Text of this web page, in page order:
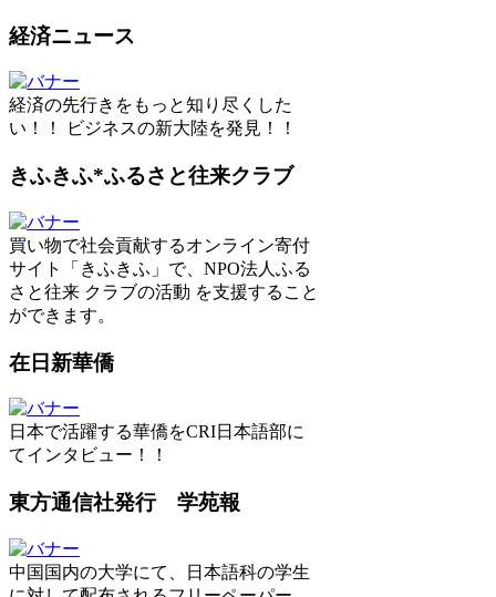
経済ニュース
経済の先行きをもっと知り尽くした
い！！ ビジネスの新大陸を発見！！
きふきふ*ふるさと往来クラブ
買い物で社会貢献するオンライン寄付
サイト「きふきふ」で、NPO法人ふる
さと往来 クラブの活動 を支援すること
ができます。
在日新華僑
日本で活躍する華僑をCRI日本語部に
てインタビュー！！
東方通信社発行 学苑報
中国国内の大学にて、日本語科の学生